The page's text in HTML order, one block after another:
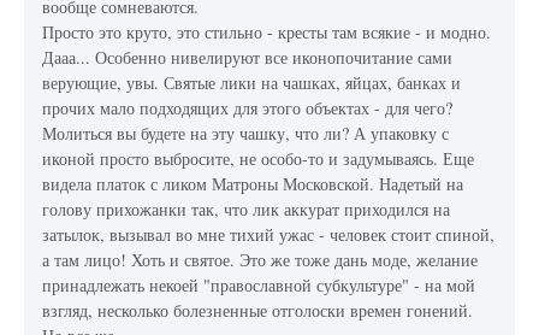
вообще сомневаются.
Просто это круто, это стильно - кресты там всякие - и модно.
Дааа... Особенно нивелируют все иконопочитание сами
верующие, увы. Святые лики на чашках, яйцах, банках и
прочих мало подходящих для этого объектах - для чего?
Молиться вы будете на эту чашку, что ли? А упаковку с
иконой просто выбросите, не особо-то и задумываясь. Еще
видела платок с ликом Матроны Московской. Надетый на
голову прихожанки так, что лик аккурат приходился на
затылок, вызывал во мне тихий ужас - человек стоит спиной,
а там лицо! Хоть и святое. Это же тоже дань моде, желание
принадлежать некоей "православной субкультуре" - на мой
взгляд, несколько болезненные отголоски времен гонений.